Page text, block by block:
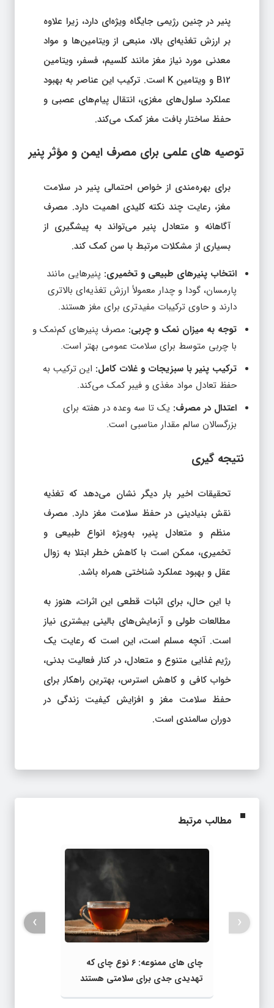
پنیر در چنین رژیمی جایگاه ویژه‌ای دارد، زیرا علاوه
بر ارزش تغذیه‌ای بالا، منبعی از ویتامین‌ها و مواد
معدنی مورد نیاز مغز مانند کلسیم، فسفر، ویتامین
B12 و ویتامین K است. ترکیب این عناصر به بهبود
عملکرد سلول‌های مغزی، انتقال پیام‌های عصبی و
حفظ ساختار بافت مغز کمک می‌کند.
توصیه‌ های علمی برای مصرف ایمن و مؤثر پنیر
برای بهره‌مندی از خواص احتمالی پنیر در سلامت
مغز، رعایت چند نکته کلیدی اهمیت دارد. مصرف
آگاهانه و متعادل پنیر می‌تواند به پیشگیری از
بسیاری از مشکلات مرتبط با سن کمک کند.
انتخاب پنیرهای طبیعی و تخمیری: پنیرهایی مانند
پارمسان، گودا و چدار معمولاً ارزش تغذیه‌ای بالاتری
دارند و حاوی ترکیبات مفیدتری برای مغز هستند.
توجه به میزان نمک و چربی: مصرف پنیرهای کم‌نمک و
با چربی متوسط برای سلامت عمومی بهتر است.
ترکیب پنیر با سبزیجات و غلات کامل: این ترکیب به
حفظ تعادل مواد مغذی و فیبر کمک می‌کند.
اعتدال در مصرف: یک تا سه وعده در هفته برای
بزرگسالان سالم مقدار مناسبی است.
نتیجه‌ گیری
تحقیقات اخیر بار دیگر نشان می‌دهد که تغذیه
نقش بنیادینی در حفظ سلامت مغز دارد. مصرف
منظم و متعادل پنیر، به‌ویژه انواع طبیعی و
تخمیری، ممکن است با کاهش خطر ابتلا به زوال
عقل و بهبود عملکرد شناختی همراه باشد.
با این حال، برای اثبات قطعی این اثرات، هنوز به
مطالعات طولی و آزمایش‌های بالینی بیشتری نیاز
است. آنچه مسلم است، این است که رعایت یک
رژیم غذایی متنوع و متعادل، در کنار فعالیت بدنی،
خواب کافی و کاهش استرس، بهترین راهکار برای
حفظ سلامت مغز و افزایش کیفیت زندگی در
دوران سالمندی است.
مطالب مرتبط
چای‌ های ممنوعه: ۶ نوع چای که
تهدیدی جدی برای سلامتی هستند
‹
›